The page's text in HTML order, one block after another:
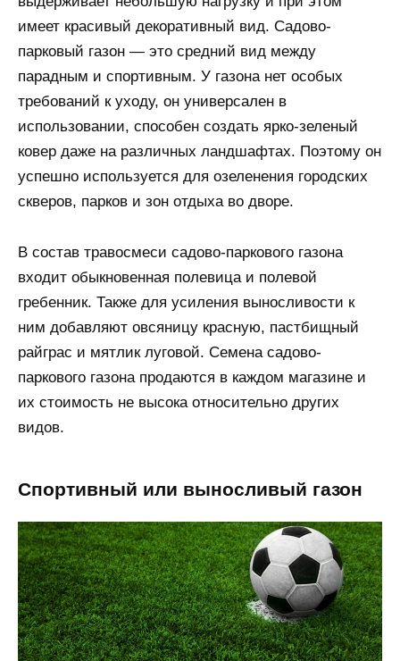
имеет красивый декоративный вид. Садово-
парковый газон — это средний вид между
парадным и спортивным. У газона нет особых
требований к уходу, он универсален в
использовании, способен создать ярко-зеленый
ковер даже на различных ландшафтах. Поэтому он
успешно используется для озеленения городских
скверов, парков и зон отдыха во дворе.
В состав травосмеси садово-паркового газона
входит обыкновенная полевица и полевой
гребенник. Также для усиления выносливости к
ним добавляют овсяницу красную, пастбищный
райграс и мятлик луговой. Семена садово-
паркового газона продаются в каждом магазине и
их стоимость не высока относительно других
видов.
Спортивный или выносливый газон